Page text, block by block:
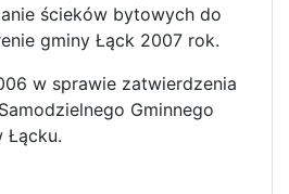
ścieków bytowych do
gminy Łąck 2007 rok.
w sprawie zatwierdzenia
Gminnego
Łącku.